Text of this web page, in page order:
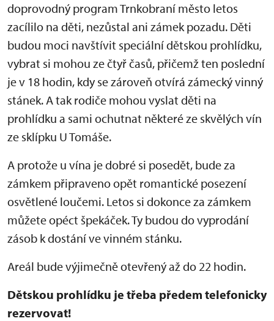
doprovodný program Trnkobraní město letos
zacílilo na děti, nezůstal ani zámek pozadu. Děti
budou moci navštívit speciální dětskou prohlídku,
vybrat si mohou ze čtyř časů, přičemž ten poslední
je v 18 hodin, kdy se zároveň otvírá zámecký vinný
stánek. A tak rodiče mohou vyslat děti na
prohlídku a sami ochutnat některé ze skvělých vín
ze sklípku U Tomáše.
A protože u vína je dobré si posedět, bude za
zámkem připraveno opět romantické posezení
osvětlené loučemi. Letos si dokonce za zámkem
můžete opéct špekáček. Ty budou do vyprodání
zásob k dostání ve vinném stánku.
Areál bude výjimečně otevřený až do 22 hodin.
Dětskou prohlídku je třeba předem telefonicky
rezervovat!